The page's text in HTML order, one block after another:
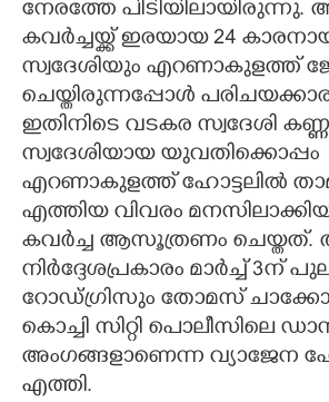
നേരത്തേ പിടിയിലായിരുന്നു.
കവ‌‌ർച്ചയ്ക്ക് ഇരയായ 24
സ്വദേശിയും എറണാകുളത്ത്
ചെയ്തിരുന്നപ്പോൾ
ഇതിനിടെ വടകര സ്വദേശി
സ്വദേശിയായ യുവതിക്കൊപ്പം
എറണാകുളത്ത് ഹോട്ടലിൽ
എത്തിയ വിവരം
കവ‌‌‌‌ർച്ച ആസൂത്രണം ചെയ്തത്.
നിർദ്ദേശപ്രകാരം മാർച്ച് 3ന്
റോഡ്ഗ്രിസും തോമസ്
കൊച്ചി സിറ്റി പൊലീസിലെ
അംഗങ്ങളാണെന്ന വ്യാജേന
എത്തി.